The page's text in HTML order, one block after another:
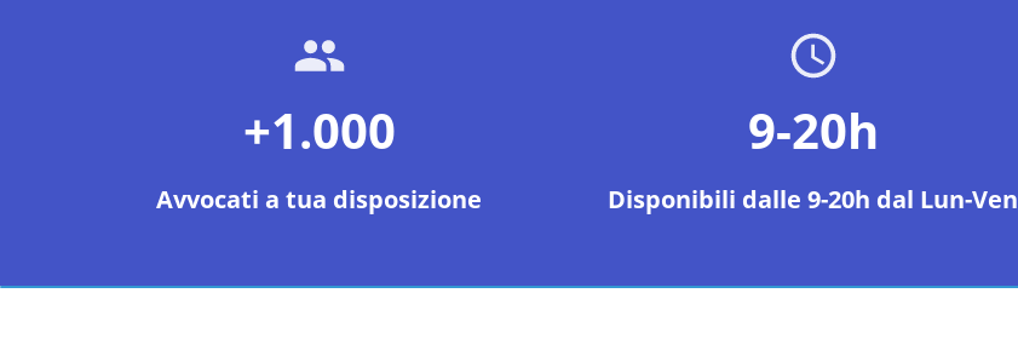
+1.000
Avvocati a tua disposizione
9-20h
Disponibili dalle 9-20h dal Lun-Ven